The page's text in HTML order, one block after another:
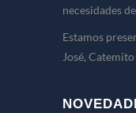
necesidades
Estamos
José,